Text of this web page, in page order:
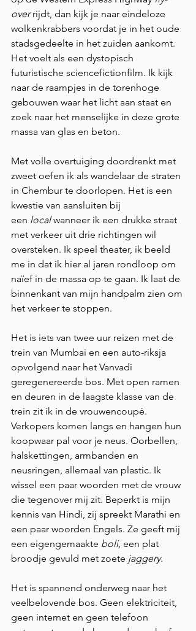
over rijdt, dan kijk je naar eindeloze
wolkenkrabbers voordat je in het oude
stadsgedeelte in het zuiden aankomt.
Het voelt als een dystopisch
futuristische sciencefictionfilm. Ik kijk
naar de raampjes in de torenhoge
gebouwen waar het licht aan staat en
zoek naar het menselijke in deze grote
massa van glas en beton.
Met volle overtuiging doordrenkt met
zweet oefen ik als wandelaar de straten
in Chembur te doorlopen. Het is een
kwestie van aansluiten bij
een local wanneer ik een drukke straat
met verkeer uit drie richtingen wil
oversteken. Ik speel theater, ik beeld
me in dat ik hier al jaren rondloop om
naïef in de massa op te gaan. Ik laat de
binnenkant van mijn handpalm zien om
het verkeer te stoppen.
Het is iets van twee uur reizen met de
trein van Mumbai en een auto-riksja
opvolgend naar het Vanvadi
geregenereerde bos. Met open ramen
en deuren in de laagste klasse van de
trein zit ik in de vrouwencoupé.
Verkopers komen langs en hangen hun
koopwaar pal voor je neus. Oorbellen,
halskettingen, armbanden en
neusringen, allemaal van plastic. Ik
wissel een paar woorden met de vrouw
die tegenover mij zit. Beperkt is mijn
kennis van Hindi, zij spreekt Marathi en
een paar woorden Engels. Ze geeft mij
een eigengemaakte boli, een plat
broodje gevuld met zoete jaggery.
Het is spannend onderweg naar het
veelbelovende bos. Geen elektriciteit,
geen internet en geen telefoon